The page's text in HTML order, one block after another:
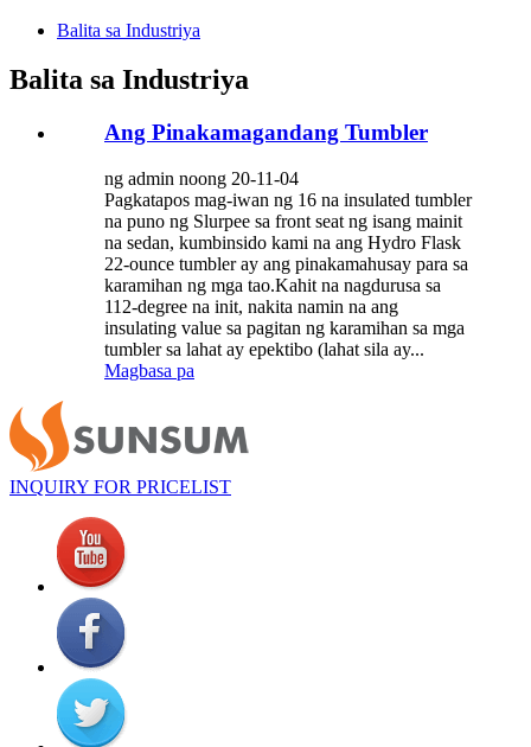
Balita sa Industriya
Balita sa Industriya
Ang Pinakamagandang Tumbler
ng admin noong 20-11-04
Pagkatapos mag-iwan ng 16 na insulated tumbler
na puno ng Slurpee sa front seat ng isang mainit
na sedan, kumbinsido kami na ang Hydro Flask
22-ounce tumbler ay ang pinakamahusay para sa
karamihan ng mga tao.Kahit na nagdurusa sa
112-degree na init, nakita namin na ang
insulating value sa pagitan ng karamihan sa mga
tumbler sa lahat ay epektibo (lahat sila ay...
Magbasa pa
INQUIRY FOR PRICELIST